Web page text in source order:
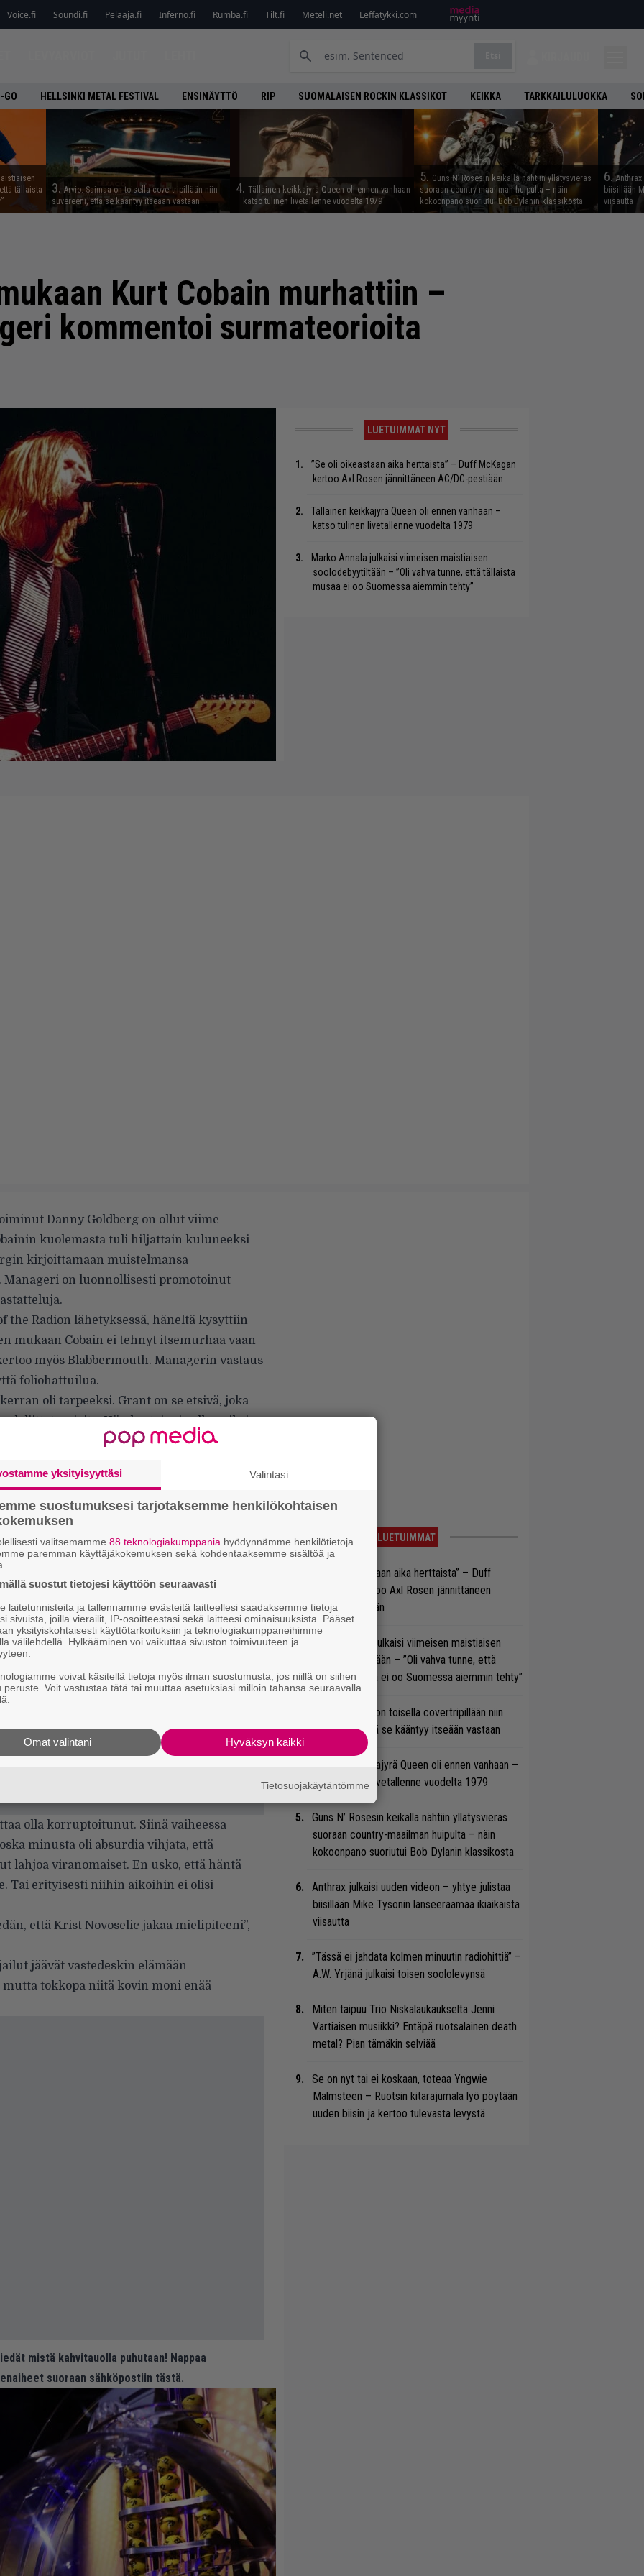
Voice.fi Soundi.fi Pelaaja.fi Inferno.fi Rumba.fi Tilt.fi Meteli.net Leffatykki.com
GO HELLSINKI METAL FESTIVAL ENSINÄYTTÖ RIP SUOMALAISEN ROCKIN KLASSIKOT KEIKKA TARKKAILULUOKKA
tällaista
3. Arvio: Saimaa on toisella covertripillään niin
suvereeni, että se kääntyy itseään vastaan
4. Tällainen keikkajyrä Queen oli ennen vanhaan
– katso tulinen livetallenne vuodelta 1979
5. Guns N’ Rosesin keikalla nähtiin yllätysvieras
suoraan country-maailman huipulta – näin
kokoonpano suoriutui Bob Dylanin klassikosta
6.
biisillään
viisautta
Kurt Cobain murhattiin –
kommentoi surmateorioita
LUETUIMMAT NYT
”Se oli oikeastaan aika herttaista” – Duff McKagan
kertoo Axl Rosen jännittäneen AC/DC-pestiään
Tällainen keikkajyrä Queen oli ennen vanhaan –
katso tulinen livetallenne vuodelta 1979
Marko Annala julkaisi viimeisen maistiaisen
soolodebyytiltään – ”Oli vahva tunne, että tällaista
musaa ei oo Suomessa aiemmin tehty”
Danny Goldberg on ollut viime
kuolemasta tuli hiljattain kuluneeksi
kirjoittamaan muistelmansa
Manageri on luonnollisesti promotoinut
the Radion lähetyksessä, häneltä kysyttiin
mukaan Cobain ei tehnyt itsemurhaa vaan
myös Blabbermouth. Managerin vastaus
foliohattuilua.
oli tarpeeksi. Grant on se etsivä, joka
Hän kertoi minulle, miksi
kysyin, että eikö olisi luultavaa, että
haastattelussa.
olla korruptoitunut. Siinä vaiheessa
minusta oli absurdia vihjata, että
lahjoa viranomaiset. En usko, että häntä
Tai erityisesti niihin aikoihin ei olisi
että Krist Novoselic jakaa mielipiteeni”,
jäävät vastedeskin elämään
tokkopa niitä kovin moni enää
mistä kahvitauolla puhutaan! Nappaa
suoraan sähköpostiin tästä.
LUETUIMMAT
”Se oli oikeastaan aika herttaista” – Duff
McKagan kertoo Axl Rosen jännittäneen
AC/DC-pestiään
Marko Annala julkaisi viimeisen maistiaisen
soolodebyytiltään – ”Oli vahva tunne, että
tällaista musaa ei oo Suomessa aiemmin tehty”
Arvio: Saimaa on toisella covertripillään niin
suvereeni, että se kääntyy itseään vastaan
Tällainen keikkajyrä Queen oli ennen vanhaan –
katso tulinen livetallenne vuodelta 1979
Guns N’ Rosesin keikalla nähtiin yllätysvieras
suoraan country-maailman huipulta – näin
kokoonpano suoriutui Bob Dylanin klassikosta
Anthrax julkaisi uuden videon – yhtye julistaa
biisillään Mike Tysonin lanseeraamaa ikiaikaista
viisautta
”Tässä ei jahdata kolmen minuutin radiohittiä” –
A.W. Yrjänä julkaisi toisen soololevynsä
Miten taipuu Trio Niskalaukaukselta Jenni
Vartiaisen musiikki? Entäpä ruotsalainen death
metal? Pian tämäkin selviää
Se on nyt tai ei koskaan, toteaa Yngwie
Malmsteen – Ruotsin kitarajumala lyö pöytään
uuden biisin ja kertoo tulevasta levystä
yksityisyyttäsi Valintasi
suostumuksesi tarjotaksemme henkilökohtaisen
valitsemamme 88 teknologiakumppania hyödynnämme henkilötietoja
paremman käyttäjäkokemuksen sekä kohdentaaksemme sisältöä ja
suostut tietojesi käyttöön seuraavasti
laitetunnisteita ja tallennamme evästeitä laitteellesi saadaksemme tietoja
sivuista, joilla vierailit, IP-osoitteestasi sekä laitteesi ominaisuuksista. Pääset
yksityiskohtaisesti käyttötarkoituksiin ja teknologiakumppaneihimme
välilehdellä. Hylkääminen voi vaikuttaa sivuston toimivuuteen ja
voivat käsitellä tietoja myös ilman suostumusta, jos niillä on siihen
peruste. Voit vastustaa tätä tai muuttaa asetuksiasi milloin tahansa seuraavalla
Hyväksyn kaikki
Omat valintani
Tietosuojakäytäntömme